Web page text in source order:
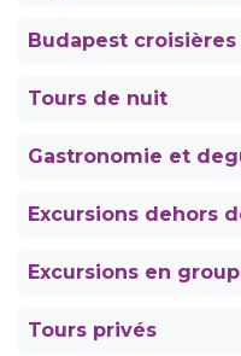
Budapest croisières
Tours de nuit
Gastronomie et
Excursions dehors
Excursions en
Tours privés